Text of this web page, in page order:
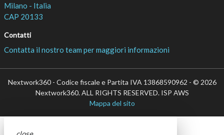
Milano - Italia
CAP 20133
Contatti
Contatta il nostro team per maggiori informazioni
Nextwork360 - Codice fiscale e Partita IVA 13868590962 - © 2026
Nextwork360. ALL RIGHTS RESERVED. ISP AWS
Mappa del sito